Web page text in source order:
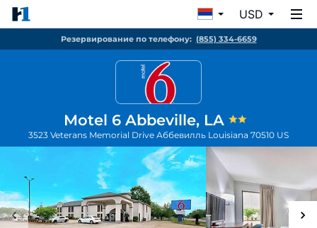
USD
Резервирование по телефону: (855) 334-6659
Motel 6 Abbeville, LA
3523 Veterans Memorial Drive Аббевилль Louisiana 70510 US